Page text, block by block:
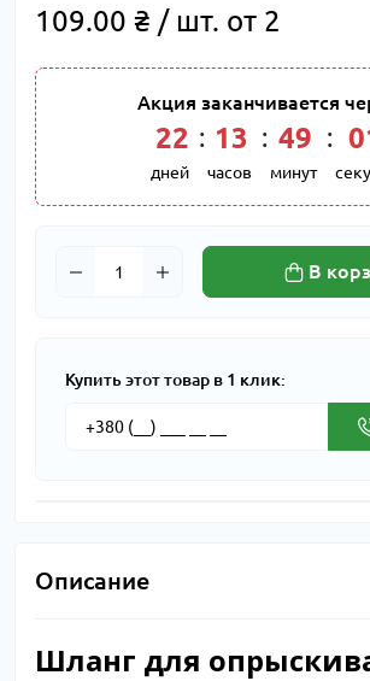
109.00 ₴ / шт. от 2
Акция заканчивается
22
дней
: 13
часов
: 49
минут
:
В
Купить этот товар в 1 клик:
Описание
Шланг для